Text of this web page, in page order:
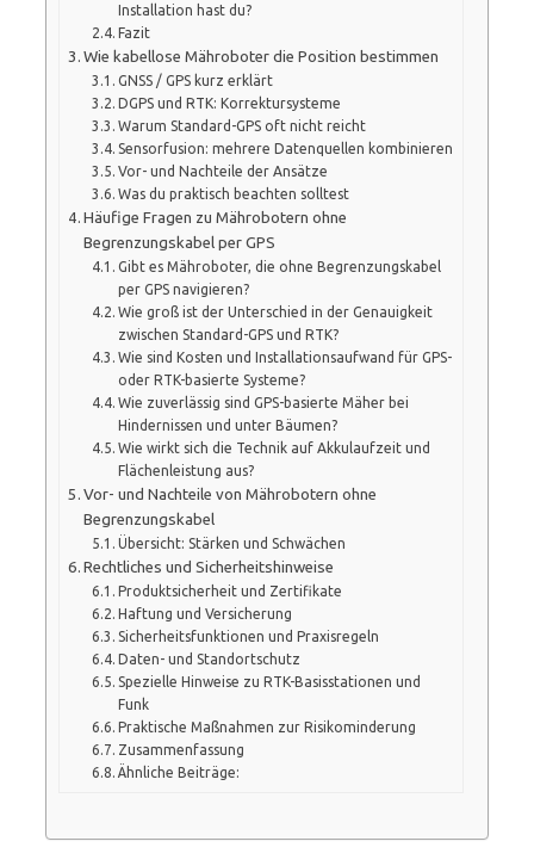
Installation hast du?
Fazit
Wie kabellose Mähroboter die Position bestimmen
GNSS / GPS kurz erklärt
DGPS und RTK: Korrektursysteme
Warum Standard-GPS oft nicht reicht
Sensorfusion: mehrere Datenquellen kombinieren
Vor- und Nachteile der Ansätze
Was du praktisch beachten solltest
Häufige Fragen zu Mährobotern ohne
Begrenzungskabel per GPS
Gibt es Mähroboter, die ohne Begrenzungskabel
per GPS navigieren?
Wie groß ist der Unterschied in der Genauigkeit
zwischen Standard-GPS und RTK?
Wie sind Kosten und Installationsaufwand für GPS-
oder RTK-basierte Systeme?
Wie zuverlässig sind GPS-basierte Mäher bei
Hindernissen und unter Bäumen?
Wie wirkt sich die Technik auf Akkulaufzeit und
Flächenleistung aus?
Vor- und Nachteile von Mährobotern ohne
Begrenzungskabel
Übersicht: Stärken und Schwächen
Rechtliches und Sicherheitshinweise
Produktsicherheit und Zertifikate
Haftung und Versicherung
Sicherheitsfunktionen und Praxisregeln
Daten- und Standortschutz
Spezielle Hinweise zu RTK-Basisstationen und
Funk
Praktische Maßnahmen zur Risikominderung
Zusammenfassung
Ähnliche Beiträge: